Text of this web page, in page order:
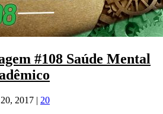
#108 Saúde Mental
2017 | 20